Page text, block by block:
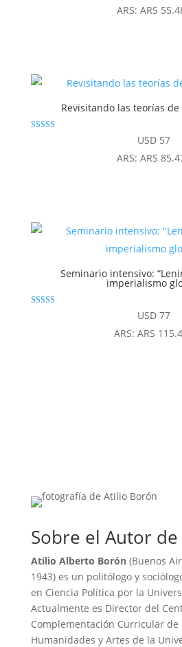
ARS: ARS
Revisitando las teorías
USD57
ARS: ARS
Seminario intensivo:
imperialismo
USD77
ARS: ARS
Sobre el Autor
Atilio Alberto Borón(Buenos
1943) es un politólogo y
en Ciencia Política por la
Actualmente es Director del
Complementación Curricular de
Humanidades y Artes de la